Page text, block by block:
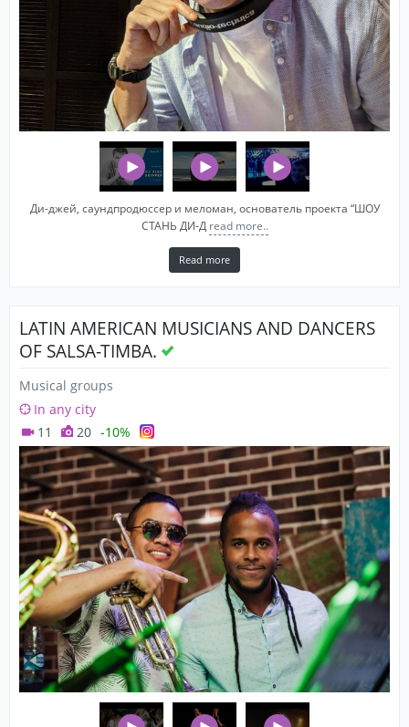
Ди-джей, саундпродюссер и меломан, основатель проекта “ШОУ
СТАНЬ ДИ-Д read more..
Read more
LATIN AMERICAN MUSICIANS AND DANCERS
OF SALSA-TIMBA.
Musical groups
In any city
11
20 -10%